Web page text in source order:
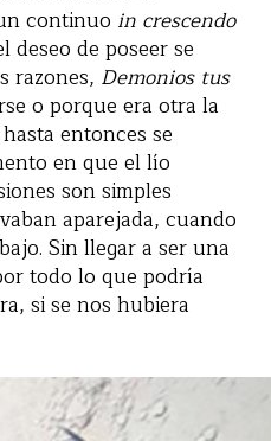
continuo in crescendo
de poseer se
razones, Demonios tus
o porque era otra la
entonces se
en que el lío
son simples
aparejada, cuando
Sin llegar a ser una
todo lo que podría
si se nos hubiera